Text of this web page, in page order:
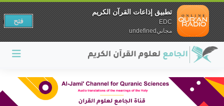
تطبيق إذاعات القرآن الكريم
EDC
مجانيundefined
فتح